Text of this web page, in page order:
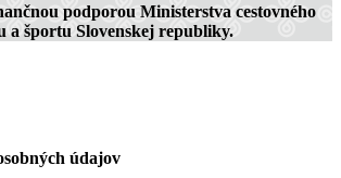
podporou Ministerstva cestovného
a športu Slovenskej republiky.
údajov